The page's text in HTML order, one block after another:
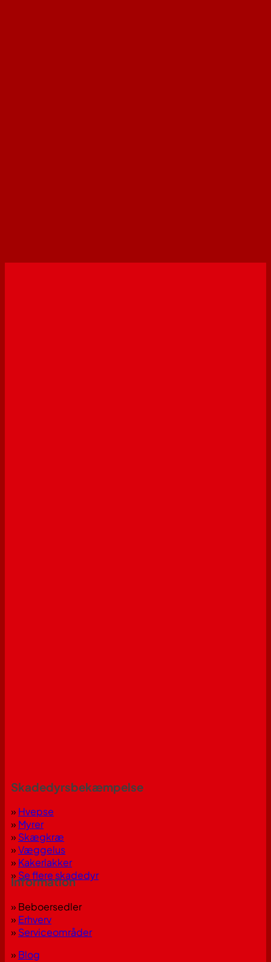
Skadedyrsbekæmpelse
» Hvepse
» Myrer
» Skægkræ
»Væggelus
» Kakerlakker
» Se flere skadedyr
Information
» Beboersedler
» Erhverv
» Serviceområder
» Blog